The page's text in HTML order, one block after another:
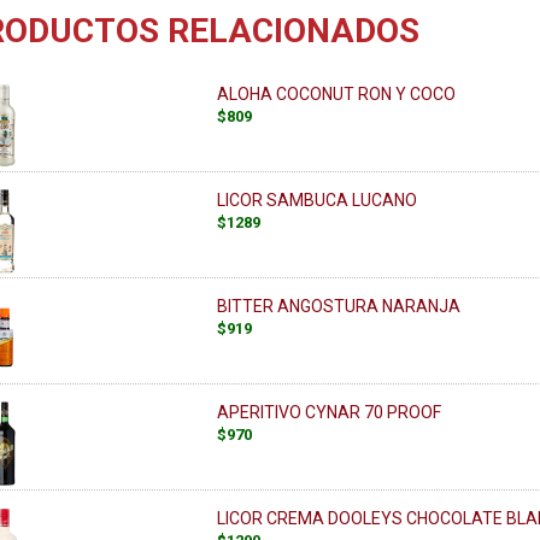
RELACIONADOS
ALOHA COCONUT RON Y COCO
$809
LICOR SAMBUCA LUCANO
$1289
BITTER ANGOSTURA NARANJA
$919
APERITIVO CYNAR 70 PROOF
$970
LICOR CREMA DOOLEYS CHOCOLATE